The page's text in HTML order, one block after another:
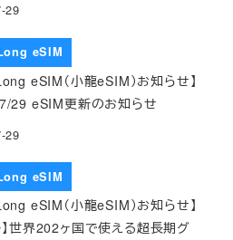
29
eSIM
eSIM（小龍eSIM）お知らせ】
29 eSIM更新のお知らせ
29
eSIM
eSIM（小龍eSIM）お知らせ】
】世界202ヶ国で使える超長期グ